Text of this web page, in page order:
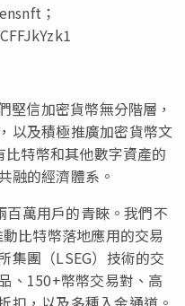
；
堅信加密貨幣無分階層，
以及積極推廣加密貨幣文
特幣和其他數字資產的
融的經濟體系。
百萬用戶的青睞。我們不
比特幣落地應用的交易
集團（LSEG）技術的交
、150+幣幣交易對、高